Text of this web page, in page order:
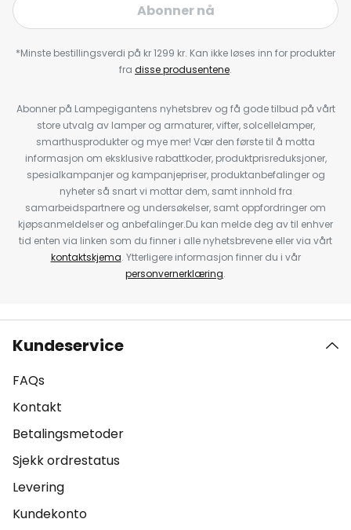
Abonner nå
*Minste bestillingsverdi på kr 1299 kr. Kan ikke løses inn for produkter
fra disse produsentene.
Abonner på Lampegigantens nyhetsbrev og få gode tilbud på vårt
store utvalg av lamper og armaturer, vifter, solcellelamper,
smarthusprodukter og mye mer! Vær den første til å motta
informasjon om eksklusive rabattkoder, produktprisreduksjoner,
spesialkampanjer og kampanjepriser, produktanbefalinger og
nyheter så snart vi mottar dem, samt innhold fra
samarbeidspartnere og undersøkelser, samt oppfordringer om
kjøpsanmeldelser og anbefalinger.Du kan melde deg av til enhver
tid enten via linken som du finner i alle nyhetsbrevene eller via vårt
kontaktskjema. Ytterligere informasjon finner du i vår
personvernerklæring.
Kundeservice
FAQs
Kontakt
Betalingsmetoder
Sjekk ordrestatus
Levering
Kundekonto